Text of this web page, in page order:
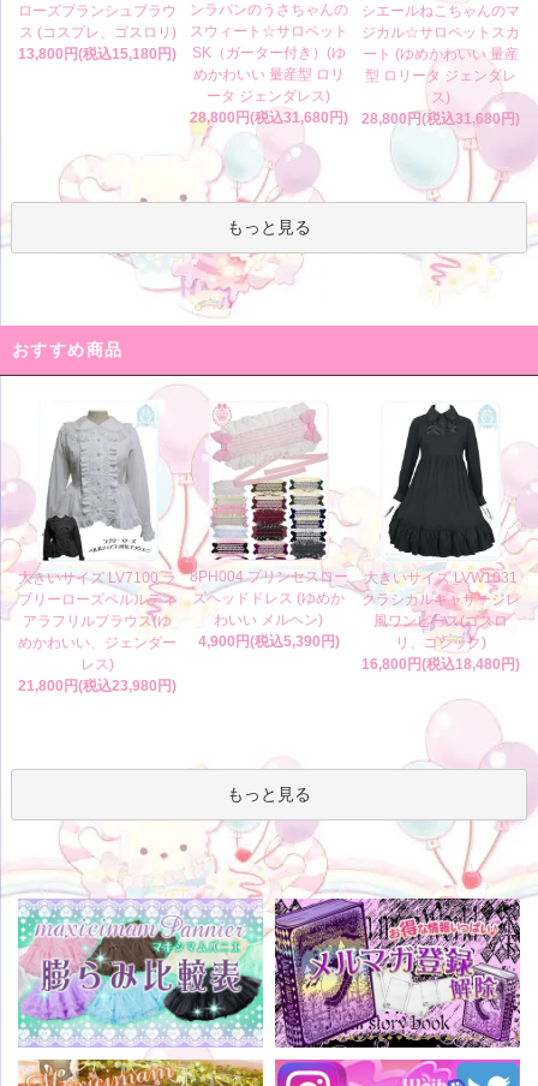
ローズブランシュブラウ
ス (コスプレ、ゴスロリ)
13,800円(税込15,180円)
ンラパンのうさちゃんの
スウィート☆サロペット
SK（ガーター付き）(ゆ
めかわいい 量産型 ロリ
ータ ジェンダレス)
28,800円(税込31,680円)
シエールねこちゃんのマ
ジカル☆サロペットスカ
ート (ゆめかわいい 量産
型 ロリータ ジェンダレ
ス)
28,800円(税込31,680円)
もっと見る
おすすめ商品
大きいサイズ LV7100 ラ
ブリーローズペルルティ
アラフリルブラウス(ゆ
めかわいい、ジェンダー
レス)
21,800円(税込23,980円)
8PH004 プリンセスロー
ズヘッドドレス (ゆめか
わいい メルヘン)
4,900円(税込5,390円)
大きいサイズ LVW1031
クラシカルギャザージレ
風ワンピース(ゴスロ
リ、ゴシック)
16,800円(税込18,480円)
もっと見る